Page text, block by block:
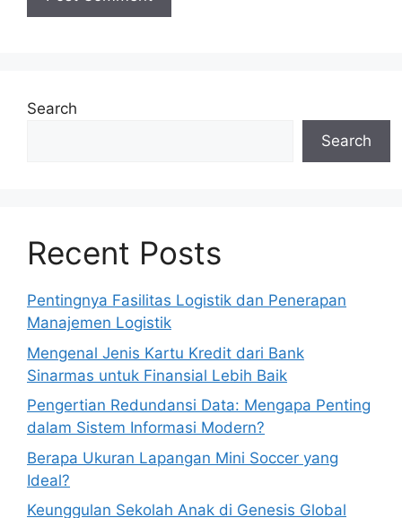
Search
Search
Recent Posts
Pentingnya Fasilitas Logistik dan Penerapan
Manajemen Logistik
Mengenal Jenis Kartu Kredit dari Bank
Sinarmas untuk Finansial Lebih Baik
Pengertian Redundansi Data: Mengapa Penting
dalam Sistem Informasi Modern?
Berapa Ukuran Lapangan Mini Soccer yang
Ideal?
Keunggulan Sekolah Anak di Genesis Global